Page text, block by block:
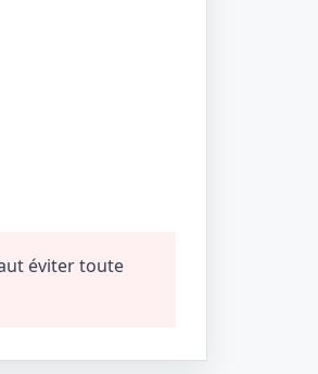
éviter toute